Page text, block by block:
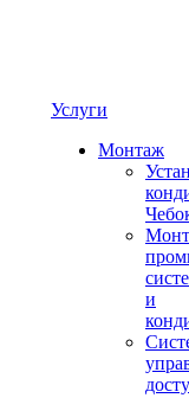
Услуги
Монтаж
и